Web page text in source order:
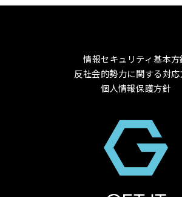
情報セキュリティ基本方
反社会的勢力に関する対応
個人情報保護方針